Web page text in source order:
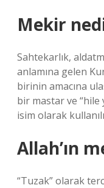
Mekir
Sahtekarlık,
anlamına gelen
birinin amacına
bir mastar ve “hile
isim olarak
Allah’ın
“Tuzak” olarak